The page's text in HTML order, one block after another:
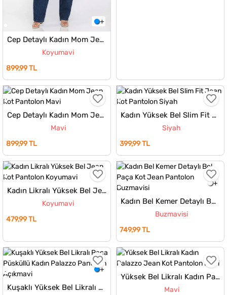
Cep Detaylı Kadın Mom Jean Kot Pantolon
Koyumavi
899,99 TL
Cep Detaylı Kadın Mom Jean Kot Pantolon
Mavi
899,99 TL
Kadın Yüksek Bel Slim Fit Jean Kot Pantolon
Siyah
399,99 TL
Kadın Likralı Yüksek Bel Jean Kot Pantolon
Koyumavi
479,99 TL
Kadın Bel Kemer Detaylı Bol Paça Kot Jean Pantolon
Buzmavisi
749,99 TL
Kuşaklı Yüksek Bel Likralı Paça Püsküllü Kadın Palazzo Pantolon
Yüksek Bel Likralı Kadın Palazzo Jean Kot Pantolon
Mavi